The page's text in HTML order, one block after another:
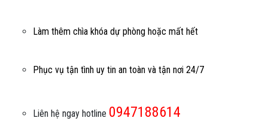
Làm thêm chìa khóa dự phòng hoặc mất hết
Phục vụ tận tình uy tin an toàn và tận nơi 24/7
Liên hệ ngay hotline 0947188614